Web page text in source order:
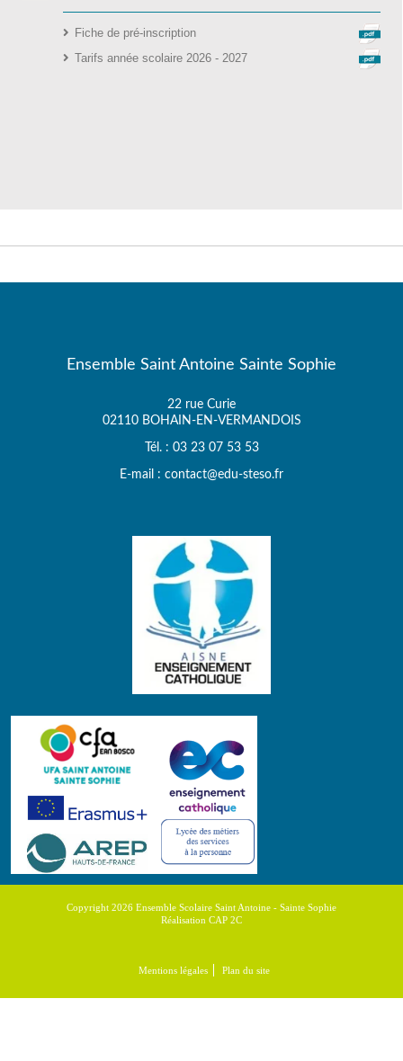
Fiche de pré-inscription
Tarifs année scolaire 2026 - 2027
Ensemble Saint Antoine Sainte Sophie
22 rue Curie
02110 BOHAIN-EN-VERMANDOIS
Tél. : 03 23 07 53 53
E-mail : contact@edu-steso.fr
Copyright 2026 Ensemble Scolaire Saint Antoine - Sainte Sophie
Réalisation CAP 2C
Mentions légales Plan du site